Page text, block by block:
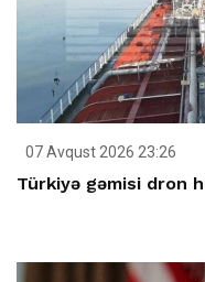
07 Avqust 2026 23:26
Türkiyə gəmisi dron